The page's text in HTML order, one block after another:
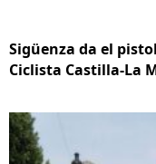
Sigüenza da el
Ciclista Castilla-La